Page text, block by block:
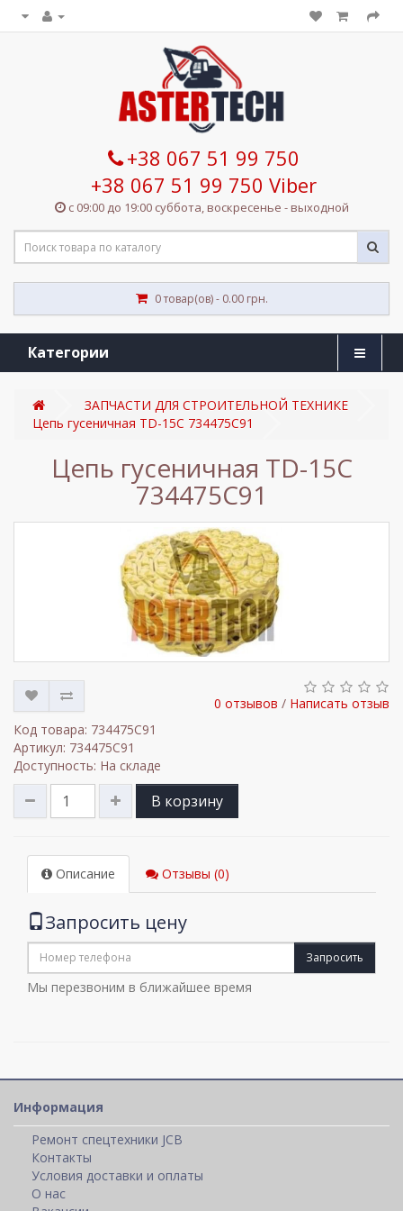
+38 067 51 99 750
+38 067 51 99 750 Viber
с 09:00 до 19:00 суббота, воскресенье - выходной
0 товар(ов) - 0.00 грн.
Категории
ЗАПЧАСТИ ДЛЯ СТРОИТЕЛЬНОЙ ТЕХНИКЕ
Цепь гусеничная TD-15C 734475C91
Цепь гусеничная TD-15C
734475C91
0 отзывов / Написать отзыв
Код товара: 734475C91
Артикул: 734475C91
Доступность: На складе
В корзину
Описание Отзывы (0)
Запросить цену
Запросить
Мы перезвоним в ближайшее время
Информация
Ремонт спецтехники JCB
Контакты
Условия доставки и оплаты
О нас